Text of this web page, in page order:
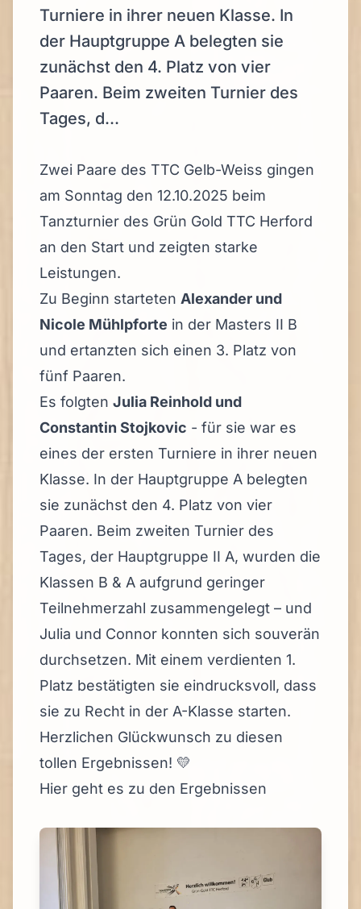
Turniere in ihrer neuen Klasse. In
der Hauptgruppe A belegten sie
zunächst den 4. Platz von vier
Paaren. Beim zweiten Turnier des
Tages, d...
Zwei Paare des TTC Gelb-Weiss gingen
am Sonntag den 12.10.2025 beim
Tanzturnier des Grün Gold TTC Herford
an den Start und zeigten starke
Leistungen.
Zu Beginn starteten Alexander und
Nicole Mühlpforte in der Masters II B
und ertanzten sich einen 3. Platz von
fünf Paaren.
Es folgten Julia Reinhold und
Constantin Stojkovic - für sie war es
eines der ersten Turniere in ihrer neuen
Klasse. In der Hauptgruppe A belegten
sie zunächst den 4. Platz von vier
Paaren. Beim zweiten Turnier des
Tages, der Hauptgruppe II A, wurden die
Klassen B & A aufgrund geringer
Teilnehmerzahl zusammengelegt – und
Julia und Connor konnten sich souverän
durchsetzen. Mit einem verdienten 1.
Platz bestätigten sie eindrucksvoll, dass
sie zu Recht in der A-Klasse starten.
Herzlichen Glückwunsch zu diesen
tollen Ergebnissen! 💛
Hier geht es zu den Ergebnissen